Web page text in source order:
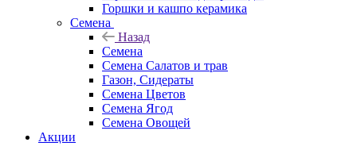
Горшки и кашпо керамика
Семена
Назад
Семена
Семена Салатов и трав
Газон, Сидераты
Семена Цветов
Семена Ягод
Семена Овощей
Акции